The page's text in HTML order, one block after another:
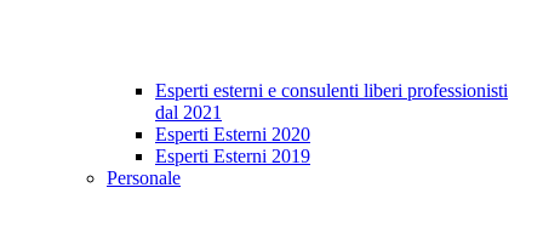
Esperti esterni e consulenti liberi professionisti
dal 2021
Esperti Esterni 2020
Esperti Esterni 2019
Personale